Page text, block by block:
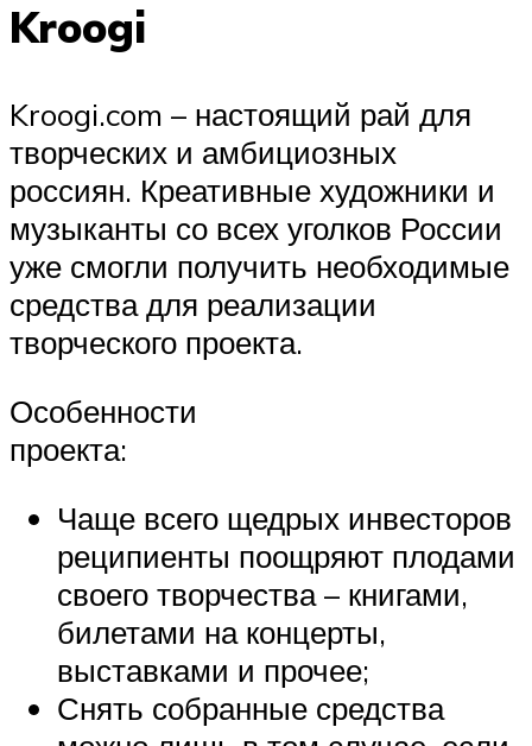
Kroogi
Kroogi.com – настоящий рай для
творческих и амбициозных
россиян. Креативные художники и
музыканты со всех уголков России
уже смогли получить необходимые
средства для реализации
творческого проекта.
Особенности
проекта:
Чаще всего щедрых инвесторов
реципиенты поощряют плодами
своего творчества – книгами,
билетами на концерты,
выставками и прочее;
Снять собранные средства